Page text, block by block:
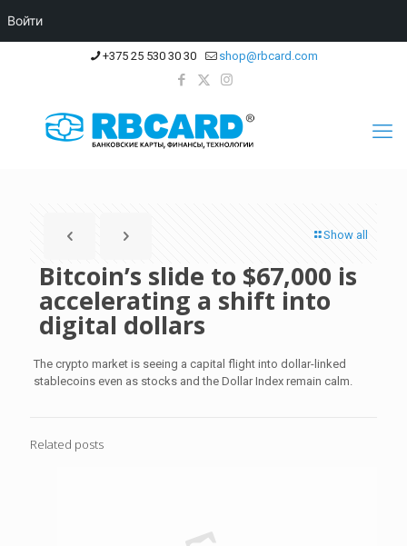
+375 25 530 30 30 shop@rbcard.com
Show all
Bitcoin’s slide to $67,000 is
accelerating a shift into
digital dollars
The crypto market is seeing a capital flight into dollar-linked
stablecoins even as stocks and the Dollar Index remain calm.
Related posts
Войти